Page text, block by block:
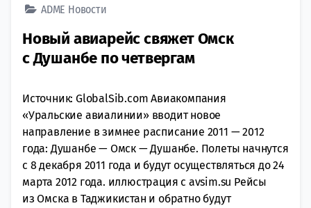
ADME Новости
Новый авиарейс свяжет Омск
с Душанбе по четвергам
Источник: GlobalSib.com Авиакомпания
«Уральские авиалинии» вводит новое
направление в зимнее расписание 2011 — 2012
года: Душанбе — Омск — Душанбе. Полеты начнутся
с 8 декабря 2011 года и будут осуществляться до 24
марта 2012 года. иллюстрация с avsim.su Рейсы
из Омска в Таджикистан и обратно будут